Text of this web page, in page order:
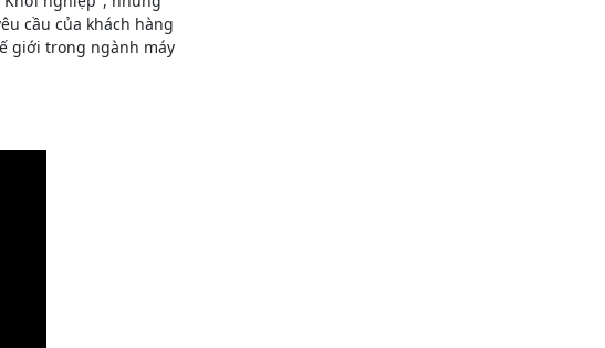
cầu của khách hàng
giới trong ngành máy